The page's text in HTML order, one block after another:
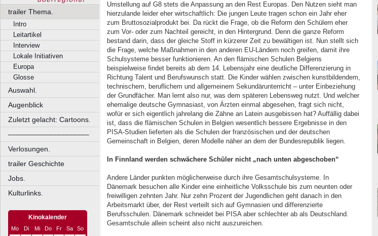
trailer Thema.
Intro
Leitartikel
Interview
Lokale Initiativen
Europa
Glosse
Auswahl.
Augenblick
Zuletzt gelacht: Cartoons.
––––––––––––––––––––
Verlosungen.
trailer Geschichte
Jobs.
Kulturlinks.
Kinokalender
Mo Di Mi Do Fr Sa
So
Umstellung auf G8 stets die Anpassung an den Rest Europas. Den Nutzen sieht man
hierzulande leider eher wirtschaftlich: Die jungen Leute tragen schon ein Jahr eher
zum Bruttosozialprodukt bei. Da rückt die Frage, ob die Reform den Schülern eher
zum Vor- oder zum Nachteil gereicht, in den Hintergrund. Denn die ganze Reform
bestand darin, dass der gleiche Stoff in kürzerer Zeit zu bewältigen ist. Nun stellt sich
die Frage, welche Maßnahmen in den anderen EU-Ländern noch greifen, damit ihre
Schulsysteme besser funktionieren. An den flämischen Schulen Belgiens
beispielweise findet bereits ab dem 14. Lebensjahr eine deutliche Differenzierung in
Richtung Talent und Berufswunsch statt. Die Kinder wählen zwischen kunstbildendem,
technischem, beruflichem und allgemeinem Sekundärunterricht – unter Einbeziehung
der Grundfächer. Man lernt also nur, was dem späteren Lebensweg nutzt. Und welcher
ehemalige deutsche Gymnasiast, von Ärzten einmal abgesehen, fragt sich nicht,
wofür er sich eigentlich jahrelang die Zähne an Latein ausgebissen hat? Auffällig dabei
ist, dass die flämischen Schulen in Belgien wesentlich bessere Ergebnisse in den
PISA-Studien lieferten als die Schulen der französischen und der deutschen
Gemeinschaft in Belgien, deren Modelle näher an dem der Bundesrepublik liegen.
In Finnland werden schwächere Schüler nicht „nach unten abgeschoben“
Andere Länder punkten möglicherweise durch ihre Gesamtschulsysteme. In
Dänemark besuchen alle Kinder eine einheitliche Volksschule bis zum neunten oder
freiwilligen zehnten Jahr. Nur zehn Prozent der Jugendlichen geht danach in den
Arbeitsmarkt über, der Rest verteilt sich auf Gymnasien und differenzierte
Berufsschulen. Dänemark schneidet bei PISA aber schlechter ab als Deutschland.
Gesamtschule allein scheint also nicht auszureichen.